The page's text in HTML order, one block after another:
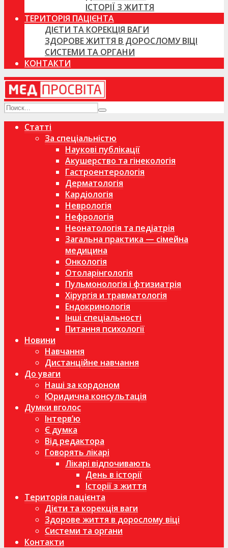
ІСТОРІЇ З ЖИТТЯ
ТЕРИТОРІЯ ПАЦІЄНТА
ДІЄТИ ТА КОРЕКЦІЯ ВАГИ
ЗДОРОВЕ ЖИТТЯ В ДОРОСЛОМУ ВІЦІ
СИСТЕМИ ТА ОРГАНИ
КОНТАКТИ
Статті
За спеціальністю
Наукові публікації
Акушерство та гінекологія
Гастроентерологія
Дерматологія
Кардіологія
Неврологія
Нефрологія
Неонатологія та педіатрія
Загальна практика — сімейна
медицина
Онкологія
Отоларінгологія
Пульмонологія і фтизиатрія
Хірургія и травматологія
Ендокринологія
Інші спеціальності
Питання психології
Новини
Навчання
Дистанційне навчання
До уваги
Наші за кордоном
Юридична консультація
Думки вголос
Інтерв’ю
Є думка
Від редактора
Говорять лікарі
Лікарі відпочивають
День в історії
Історії з життя
Територія пацієнта
Дієти та корекція ваги
Здорове життя в дорослому віці
Системи та органи
Контакти